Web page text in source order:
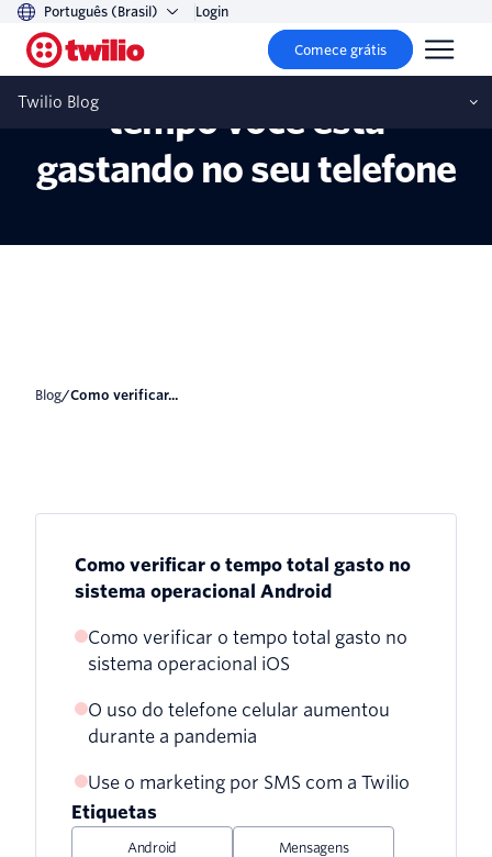
Português (Brasil) Login
Comece grátis
Twilio Blog
Como verificar quanto
tempo você está
gastando no seu telefone
blog/ Como verificar...
Como verificar o tempo total gasto no
sistema operacional Android
Como verificar o tempo total gasto no
sistema operacional iOS
O uso do telefone celular aumentou
durante a pandemia
Use o marketing por SMS com a Twilio
Etiquetas
Android Mensagens